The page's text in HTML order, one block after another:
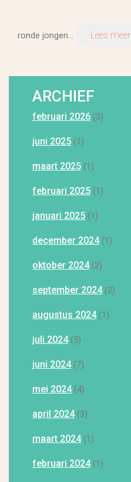
ronde jongen... Lees meer
ARCHIEF
februari 2026 (3)
juni 2025 (1)
maart 2025 (1)
februari 2025 (1)
januari 2025 (1)
december 2024(1)
oktober 2024(2)
september 2024(2)
augustus 2024(1)
juli 2024(5)
juni 2024(7)
mei 2024(4)
april 2024(3)
maart 2024(1)
februari 2024(1)